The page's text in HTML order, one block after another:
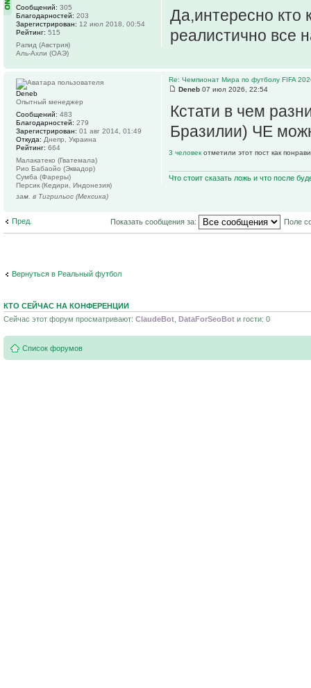
Да,интересно кто
реалистично все
Сообщений: 305
Благодарностей: 203
Зарегистрирован: 12 июл 2018, 00:54
Рейтинг: 515
Рапид (Австрия)
Аль-Ахли (ОАЭ)
Re: Чемпионат Мира по футболу FIFA
Deneb 07 июл 2026, 22:54
Кстати в чем
Бразилии) ЧЕ
3 человек отметили этот пост как
Что стоит сказать ложь и что после
Deneb
Опытный менеджер
Сообщений: 483
Благодарностей: 279
Зарегистрирован: 01 авг 2014, 01:49
Откуда: Днепр, Украина
Рейтинг: 664
Малакатеко (Гватемала)
Рио Бабаойо (Эквадор)
Сумба (Фареры)
Персик (Кедири, Индонезия)
зам. в Тигрильос (Мексика)
Пред. Показать сообщения за: Поле
Вернуться в Реальный футбол
КТО СЕЙЧАС НА КОНФЕРЕНЦИИ
Сейчас этот форум просматривают: ClaudeBot DataForSeoBot и гости: 0
Список форумов